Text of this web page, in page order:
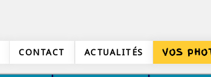
CONTACT ACTUALITÉS VOS